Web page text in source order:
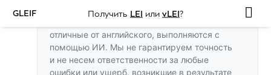
GLEIF Получить LEI или vLEI?
Переводы этого веб-сайта на языки,
отличные от английского, выполняются с
помощью ИИ. Мы не гарантируем точность
и не несем ответственности за любые
ошибки или ущерб, возникшие в результате